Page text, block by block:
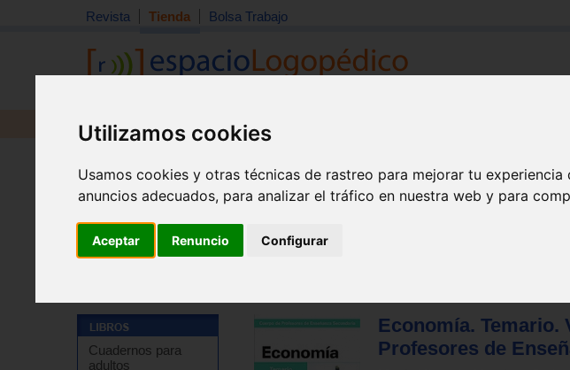
Utilizamos cookies
Usamos cookies y otras técnicas de rastreo para mejorar tu
anuncios adecuados, para analizar el tráfico en nuestra web y para
Aceptar Renuncio Configurar
Revista Tienda Bolsa Trabajo
Revista Libros Material
Cuadernos para
adultos
Economía. Temario.
Profesores de